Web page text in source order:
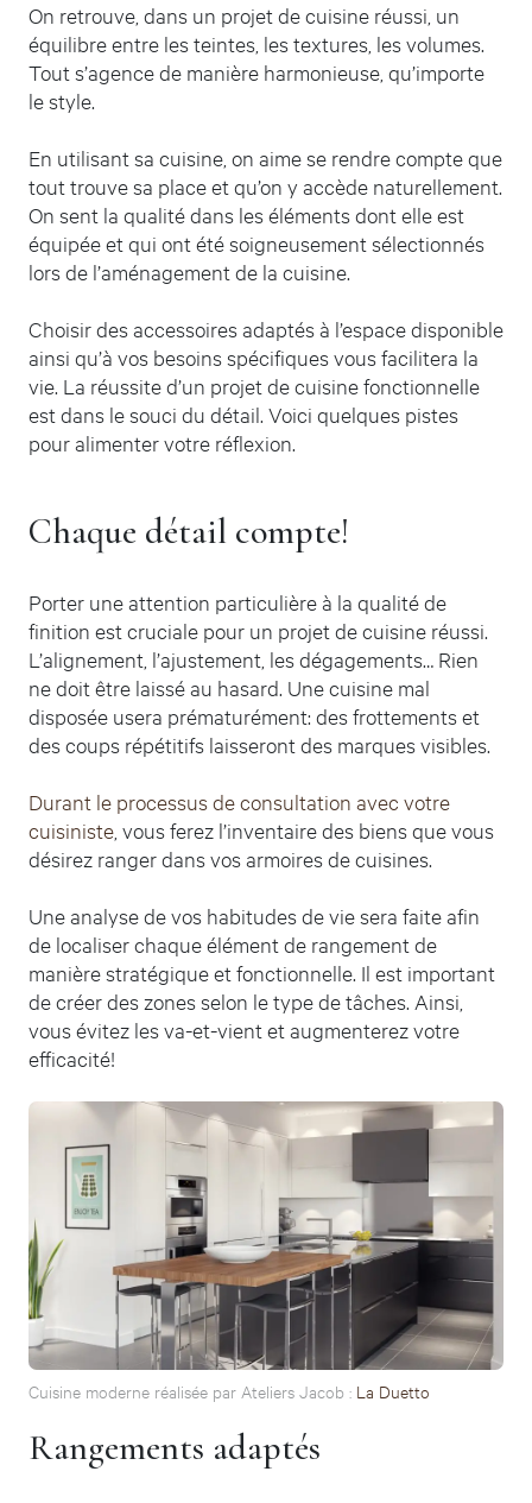
On retrouve, dans un projet de cuisine réussi, un
équilibre entre les teintes, les textures, les volumes.
Tout s’agence de manière harmonieuse, qu’importe
le style.
En utilisant sa cuisine, on aime se rendre compte que
tout trouve sa place et qu’on y accède naturellement.
On sent la qualité dans les éléments dont elle est
équipée et qui ont été soigneusement sélectionnés
lors de l’aménagement de la cuisine.
Choisir des accessoires adaptés à l’espace disponible
ainsi qu’à vos besoins spécifiques vous facilitera la
vie. La réussite d’un projet de cuisine fonctionnelle
est dans le souci du détail. Voici quelques pistes
pour alimenter votre réflexion.
Chaque détail compte!
Porter une attention particulière à la qualité de
finition est cruciale pour un projet de cuisine réussi.
L’alignement, l’ajustement, les dégagements… Rien
ne doit être laissé au hasard. Une cuisine mal
disposée usera prématurément: des frottements et
des coups répétitifs laisseront des marques visibles.
Durant le processus de consultation avec votre
cuisiniste , vous ferez l’inventaire des biens que vous
désirez ranger dans vos armoires de cuisines.
Une analyse de vos habitudes de vie sera faite afin
de localiser chaque élément de rangement de
manière stratégique et fonctionnelle. Il est important
de créer des zones selon le type de tâches. Ainsi,
vous évitez les va-et-vient et augmenterez votre
efficacité!
Cuisine moderne réalisée par Ateliers Jacob : La Duetto
Rangements adaptés